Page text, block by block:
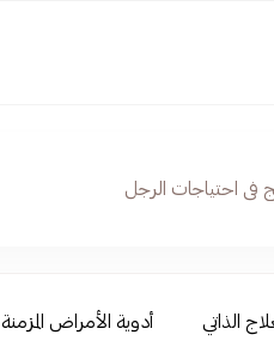
الذاتي أدوية الأمراض المزمنة